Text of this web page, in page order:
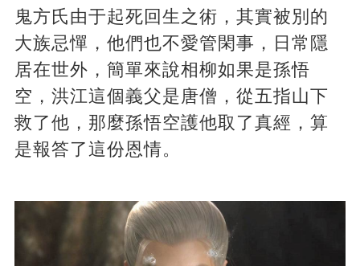
鬼方氏由于起死回生之術，其實被別的
大族忌憚，他們也不愛管閑事，日常隱
居在世外，簡單來說相柳如果是孫悟
空，洪江這個義父是唐僧，從五指山下
救了他，那麼孫悟空護他取了真經，算
是報答了這份恩情。